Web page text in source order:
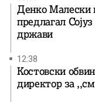
Денко Малески
предлагал
држави
12:38
Костовски
директор за